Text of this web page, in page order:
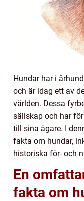
Hundar har i
och är idag ett av
världen. Dessa
sällskap och har
till sina ägare. I
fakta om hundar,
historiska för- och
En
fakta om